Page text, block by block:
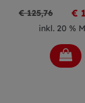
€ 125,76 €
inkl. 20 %